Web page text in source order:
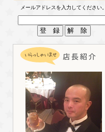
メールアドレスを入力してください。